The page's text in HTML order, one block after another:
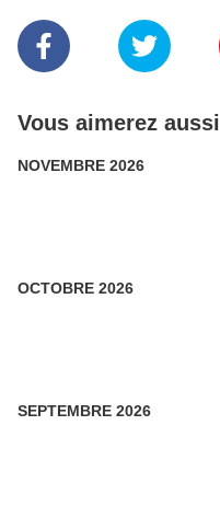
Vous aimerez aussi
NOVEMBRE 2026
OCTOBRE 2026
SEPTEMBRE 2026